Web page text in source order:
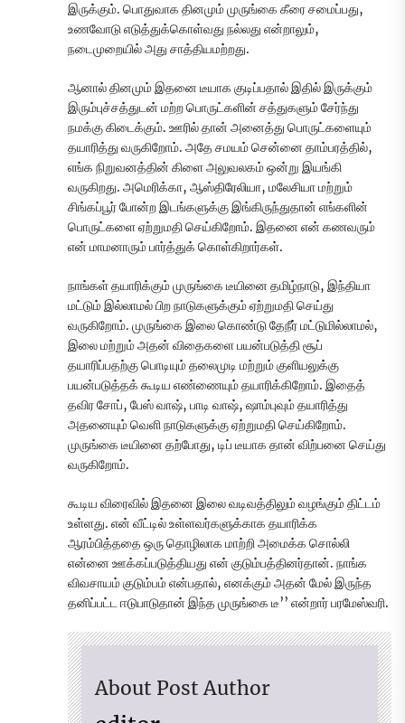
இருக்கும். பொதுவாக தினமும் முருங்கை கீரை சமைப்பது,
உணவோடு எடுத்துக்கொள்வது நல்லது என்றாலும்,
நடைமுறையில் அது சாத்தியமற்றது.
ஆனால் தினமும் இதனை டீயாக குடிப்பதால் இதில் இருக்கும்
இரும்புச்சத்துடன் மற்ற பொருட்களின் சத்துகளும் சேர்ந்து
நமக்கு கிடைக்கும். ஊரில் தான் அனைத்து பொருட்களையும்
தயாரித்து வருகிறோம். அதே சமயம் சென்னை தாம்பரத்தில்,
எங்க நிறுவனத்தின் கிளை அலுவலகம் ஒன்று இயங்கி
வருகிறது. அமெரிக்கா, ஆஸ்திரேலியா, மலேசியா மற்றும்
சிங்கப்பூர் போன்ற இடங்களுக்கு இங்கிருந்துதான் எங்களின்
பொருட்களை ஏற்றுமதி செய்கிறோம். இதனை என் கணவரும்
என் மாமனாரும் பார்த்துக் கொள்கிறார்கள்.
நாங்கள் தயாரிக்கும் முருங்கை டீயினை தமிழ்நாடு, இந்தியா
மட்டும் இல்லாமல் பிற நாடுகளுக்கும் ஏற்றுமதி செய்து
வருகிறோம். முருங்கை இலை கொண்டு தேநீர் மட்டுமில்லாமல்,
இலை மற்றும் அதன் விதைகளை பயன்படுத்தி சூப்
தயாரிப்பதற்கு பொடியும் தலைமுடி மற்றும் குளியலுக்கு
பயன்படுத்தக் கூடிய எண்ணையும் தயாரிக்கிறோம். இதைத்
தவிர சோப், பேஸ் வாஷ், பாடி வாஷ், ஷாம்புவும் தயாரித்து
அதனையும் வெளி நாடுகளுக்கு ஏற்றுமதி செய்கிறோம்.
முருங்கை டீயினை தற்போது, டிப் டீயாக தான் விற்பனை செய்து
வருகிறோம்.
கூடிய விரைவில் இதனை இலை வடிவத்திலும் வழங்கும் திட்டம்
உள்ளது. என் வீட்டில் உள்ளவர்களுக்காக தயாரிக்க
ஆரம்பித்ததை ஒரு தொழிலாக மாற்றி அமைக்க சொல்லி
என்னை ஊக்கப்படுத்தியது என் குடும்பத்தினர்தான். நாங்க
விவசாயம் குடும்பம் என்பதால், எனக்கும் அதன் மேல் இருந்த
தனிப்பட்ட ஈடுபாடுதான் இந்த முருங்கை டீ’’ என்றார் பரமேஸ்வரி.
About Post Author